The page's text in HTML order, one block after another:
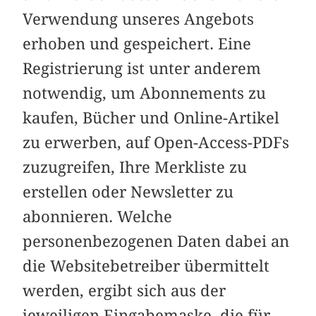
Verwendung unseres Angebots
erhoben und gespeichert. Eine
Registrierung ist unter anderem
notwendig, um Abonnements zu
kaufen, Bücher und Online-Artikel
zu erwerben, auf Open-Access-PDFs
zuzugreifen, Ihre Merkliste zu
erstellen oder Newsletter zu
abonnieren. Welche
personenbezogenen Daten dabei an
die Websitebetreiber übermittelt
werden, ergibt sich aus der